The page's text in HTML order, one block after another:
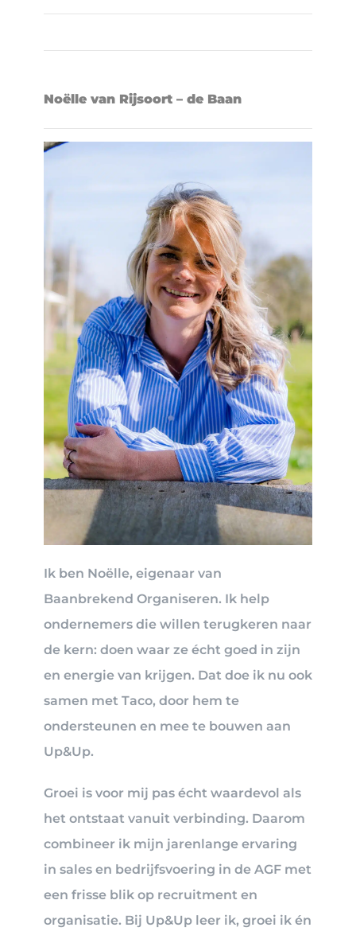
Noëlle van Rijsoort – de Baan
Ik ben Noëlle, eigenaar van
Baanbrekend Organiseren. Ik help
ondernemers die willen terugkeren naar
de kern: doen waar ze écht goed in zijn
en energie van krijgen. Dat doe ik nu ook
samen met Taco, door hem te
ondersteunen en mee te bouwen aan
Up&Up.
Groei is voor mij pas écht waardevol als
het ontstaat vanuit verbinding. Daarom
combineer ik mijn jarenlange ervaring
in sales en bedrijfsvoering in de AGF met
een frisse blik op recruitment en
organisatie. Bij Up&Up leer ik, groei ik én